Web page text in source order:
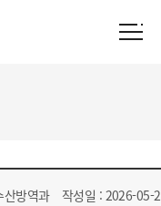
산방역과 작성일 : 2026-05-